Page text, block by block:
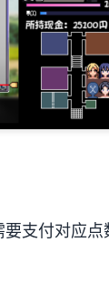
支付对应点